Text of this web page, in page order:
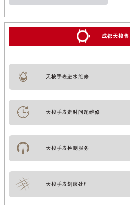
成都天梭售
天梭手表进水维修
天梭手表走时问题维修
天梭手表检测服务
天梭手表划痕处理